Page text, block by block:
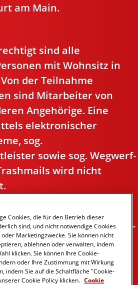
am Main.
sind alle
mit Wohnsitz in
der Teilnahme
sind Mitarbeiter von
Angehörige. Eine
elektronischer
sog.
sowie sog. Wegwerf-
wird nicht
„From summer with love“-
im stationären
Foto, auf dem sowohl
als auch die gekaufte
Cookies, die für den Betrieb dieser
sind, und nicht notwendige Cookies
Marketingzwecke. Sie können nicht
ablehnen oder verwalten, indem
klicken. Sie können Ihre Cookie-
oder Ihre Zustimmung mit Wirkung
indem Sie auf die Schaltfläche "Cookie-
Cookie Policy klicken. Cookie